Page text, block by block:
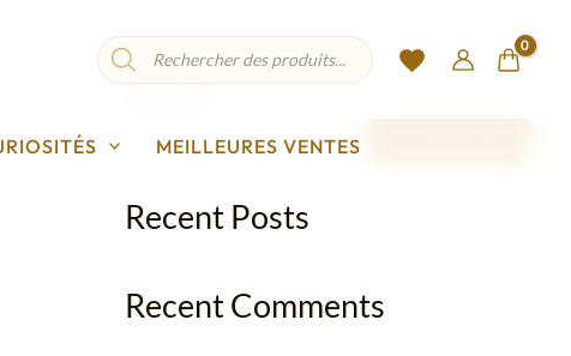
Recherche
de
MEILLEURES VENTES
Recent Posts
Recent Comments